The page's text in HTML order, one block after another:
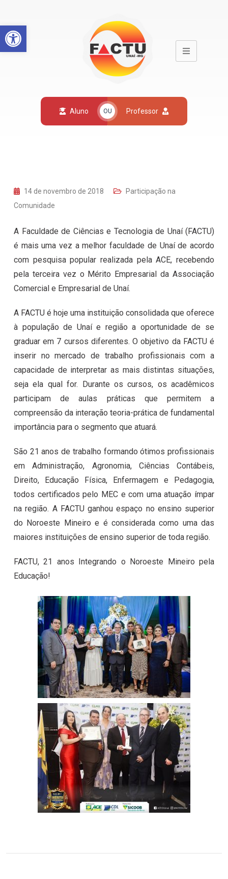
Open toolbar
Aluno OU Professor
14 de novembro de 2018
Participação na
Comunidade
A Faculdade de Ciências e Tecnologia de Unaí (FACTU)
é mais uma vez a melhor faculdade de Unaí de acordo
com pesquisa popular realizada pela ACE, recebendo
pela terceira vez o Mérito Empresarial da Associação
Comercial e Empresarial de Unaí.
A FACTU é hoje uma instituição consolidada que oferece
à população de Unaí e região a oportunidade de se
graduar em 7 cursos diferentes. O objetivo da FACTU é
inserir no mercado de trabalho profissionais com a
capacidade de interpretar as mais distintas situações,
seja ela qual for. Durante os cursos, os acadêmicos
participam de aulas práticas que permitem a
compreensão da interação teoria-prática de fundamental
importância para o segmento que atuará.
São 21 anos de trabalho formando ótimos profissionais
em Administração, Agronomia, Ciências Contábeis,
Direito, Educação Física, Enfermagem e Pedagogia,
todos certificados pelo MEC e com uma atuação ímpar
na região. A FACTU ganhou espaço no ensino superior
do Noroeste Mineiro e é considerada como uma das
maiores instituições de ensino superior de toda região.
FACTU, 21 anos Integrando o Noroeste Mineiro pela
Educação!